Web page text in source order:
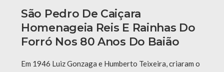
São Pedro De Caiçara
Homenageia Reis E Rainhas Do
Forró Nos 80 Anos Do Baião
Em 1946 Luiz Gonzaga e Humberto Teixeira, criaram o